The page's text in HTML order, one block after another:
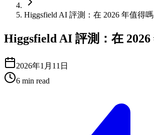
Higgsfield AI 評測：在 2026 年值得嗎
Higgsfield AI 評測：在 2026
2026年1月11日
6 min read